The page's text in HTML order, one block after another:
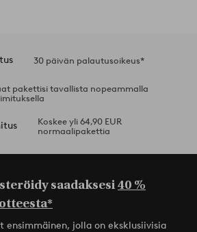
30 päivän palautusoikeus*
pakettisi tavallista nopeammalla
Koskee yli 64,90 EUR
normaalipakettia
saadaksesi40 %
ensimmäinen, jolla on eksklusiivisia